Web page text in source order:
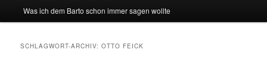
Was ich dem Barto schon immer sagen wollte
SCHLAGWORT-ARCHIV:OTTO FEICK